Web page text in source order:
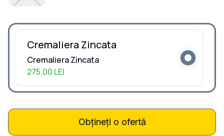
Cremaliera Zincata
Cremaliera Zincata
275,00 LEI
Obțineți o ofertă